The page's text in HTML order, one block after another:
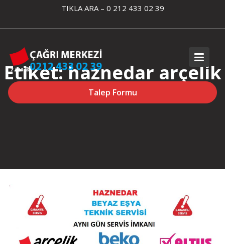
content
TIKLA ARA – 0 212 433 02 39
Talep Formu
Etiket:haznedar arçelik
beyaz eşya bakım